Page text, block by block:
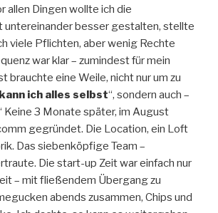
allen Dingen wollte ich die
untereinander besser gestalten, stellte
viele Pflichten, aber wenig Rechte
war klar – zumindest für mein
brauchte eine Weile, nicht nur um zu
ich alles selbst“, sondern auch –
Keine 3 Monate später, im August
gegründet. Die Location, ein Loft
Das siebenköpfige Team –
Die start-up Zeit war einfach nur
– mit fließendem Übergang zu
abends zusammen, Chips und